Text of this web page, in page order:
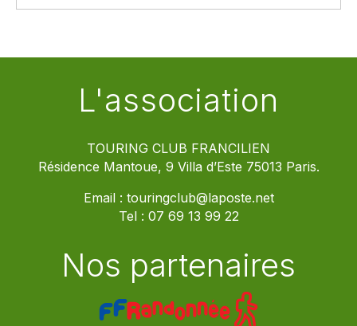
L'association
TOURING CLUB FRANCILIEN
Résidence Mantoue, 9 Villa d’Este 75013 Paris.
Email : touringclub@laposte.net
Tel : 07 69 13 99 22
Nos partenaires